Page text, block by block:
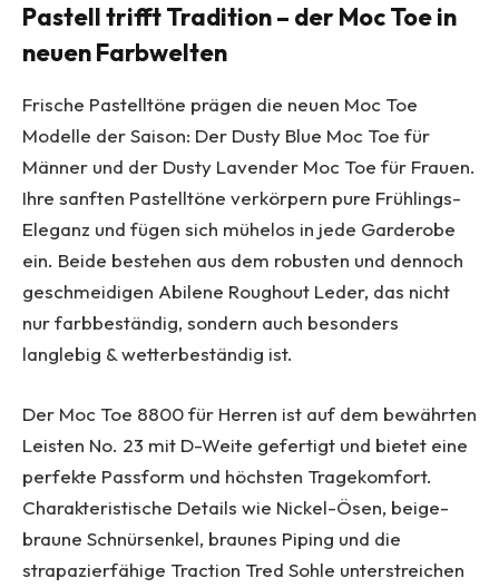
Pastell trifft Tradition – der Moc Toe in
neuen Farbwelten
Frische Pastelltöne prägen die neuen Moc Toe
Modelle der Saison: Der Dusty Blue Moc Toe für
Männer und der Dusty Lavender Moc Toe für Frauen.
Ihre sanften Pastelltöne verkörpern pure Frühlings-
Eleganz und fügen sich mühelos in jede Garderobe
ein. Beide bestehen aus dem robusten und dennoch
geschmeidigen Abilene Roughout Leder, das nicht
nur farbbeständig, sondern auch besonders
langlebig & wetterbeständig ist.
Der Moc Toe 8800 für Herren ist auf dem bewährten
Leisten No. 23 mit D-Weite gefertigt und bietet eine
perfekte Passform und höchsten Tragekomfort.
Charakteristische Details wie Nickel-Ösen, beige-
braune Schnürsenkel, braunes Piping und die
strapazierfähige Traction Tred Sohle unterstreichen